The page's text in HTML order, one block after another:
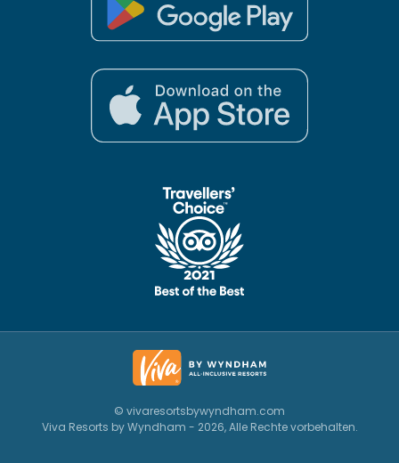
© vivaresortsbywyndham.com
Viva Resorts by Wyndham - 2026, Alle Rechte vorbehalten.